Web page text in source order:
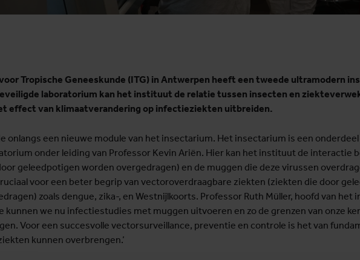
Tropische Geneeskunde (ITG) in Antwerpen heeft een tweede ultramodern
laboratorium kan het instituut de relatie tussen insecten en
effect van klimaatverandering op infectieziekten uitbreiden.
onlangs een nieuwe module van het insectarium. Het insectarium is een
onder leiding van Professor Kevin Ariën. Hier kan het instituut de interactie
geleedpotigen worden overgedragen) en de muggen die deze virussen
voor een beter begrip van vectoroverdraagbare ziekten (ziekten die door
zoals dengue, zika-, en Westnijlkoorts. Professor Ruth Müller, hoofd van het
kunnen we nu infectiestudies met muggen uitvoeren en zo de grenzen van onze
Voor een succesvolle vectorsurveillance, preventie en controle is het van
kunnen overbrengen.’